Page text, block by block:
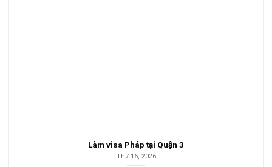
Làm visa Pháp tại Quận 3
Th7 16, 2026